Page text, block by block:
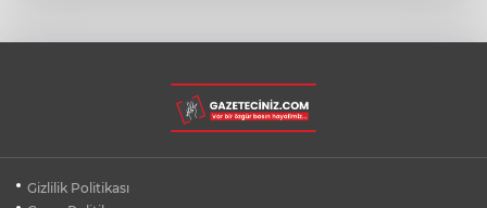
BURSA ŞEHİR HASTANESİ OTOPARKI
AĞUSTOS AYINDA HİZMETE AÇILIYOR
Gizlilik Politikası